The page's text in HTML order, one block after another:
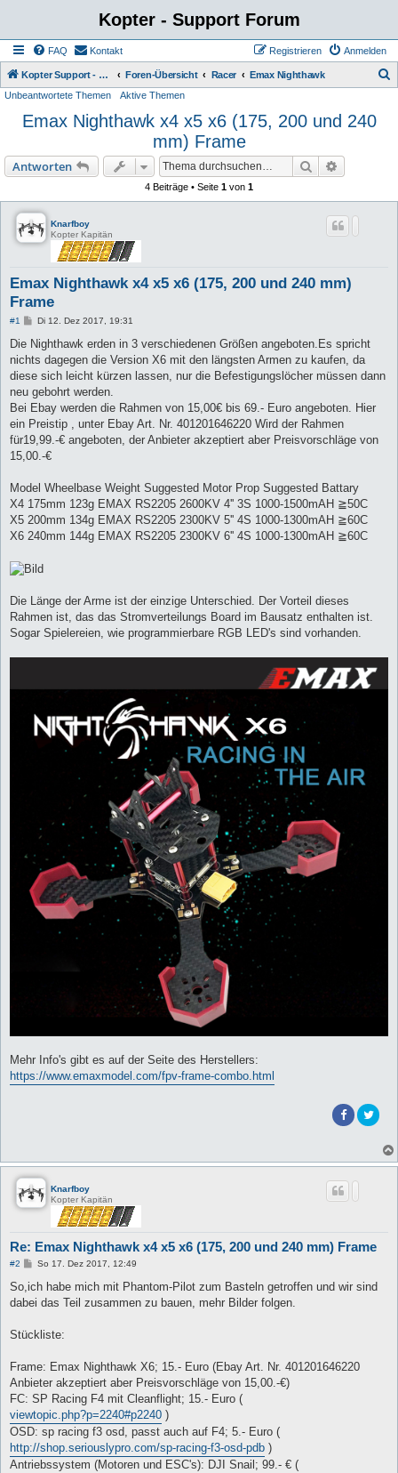
Kopter - Support Forum
FAQ Kontakt Anmelden
Registrieren
Kopter Support - von Anwendern für Anwender. Foren-Übersicht Racer Emax Nighthawk
Unbeantwortete Themen Aktive Themen
Emax Nighthawk x4 x5 x6 (175, 200 und 240
mm) Frame
Antworten Suche
4 Beiträge • Seite 1 von 1
Knarfboy
Kopter Kapitän
Emax Nighthawk x4 x5 x6 (175, 200 und 240 mm)
Frame
#1
B
i
r
a
Di 12. Dez 2017, 19:31
Die Nighthawk erden in 3 verschiedenen Größen angeboten.Es spricht
nichts dagegen die Version X6 mit den längsten Armen zu kaufen, da
diese sich leicht kürzen lassen, nur die Befestigungslöcher müssen dann
neu gebohrt werden.
Bei Ebay werden die Rahmen von 15,00€ bis 69.- Euro angeboten. Hier
ein Preistip , unter Ebay Art. Nr. 401201646220 Wird der Rahmen
für19,99.-€ angeboten, der Anbieter akzeptiert aber Preisvorschläge von
15,00.-€
Model Wheelbase Weight Suggested Motor Prop Suggested Battary
X4 175mm 123g EMAX RS2205 2600KV 4'' 3S 1000-1500mAH ≧50C
X5 200mm 134g EMAX RS2205 2300KV 5'' 4S 1000-1300mAH ≧60C
X6 240mm 144g EMAX RS2205 2300KV 6'' 4S 1000-1300mAH ≧60C
Die Länge der Arme ist der einzige Unterschied. Der Vorteil dieses
Rahmen ist, das das Stromverteilungs Board im Bausatz enthalten ist.
Sogar Spielereien, wie programmierbare RGB LED's sind vorhanden.
Mehr Info's gibt es auf der Seite des Herstellers:
https://www.emaxmodel.com/fpv-frame-combo.html
Knarfboy
Kopter Kapitän
Re: Emax Nighthawk x4 x5 x6 (175, 200 und 240 mm) Frame
#2
B
i
r
So 17. Dez 2017, 12:49
So,ich habe mich mit Phantom-Pilot zum Basteln getroffen und wir sind
dabei das Teil zusammen zu bauen, mehr Bilder folgen.
Stückliste:
Frame: Emax Nighthawk X6; 15.- Euro (Ebay Art. Nr. 401201646220
Anbieter akzeptiert aber Preisvorschläge von 15,00.-€)
FC: SP Racing F4 mit Cleanflight; 15.- Euro (
viewtopic.php?p=2240#p2240 )
OSD: sp racing f3 osd, passt auch auf F4; 5.- Euro (
http://shop.seriouslypro.com/sp-racing-f3-osd-pdb )
Antriebssystem (Motoren und ESC's): DJI Snail; 99.- € (